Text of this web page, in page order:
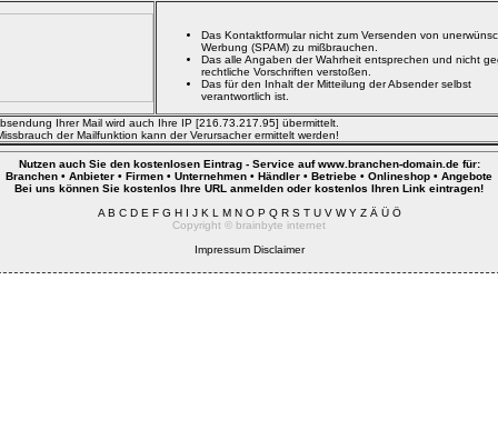
Das Kontaktformular nicht zum Versenden von
Werbung (SPAM) zu mißbrauchen.
Das alle Angaben der Wahrheit entsprechen und nicht
rechtliche Vorschriften verstoßen.
Das für den Inhalt der Mitteilung der Absender selbst
verantwortlich ist.
Ihrer Mail wird auch Ihre IP [216.73.217.95] übermittelt.
der Mailfunktion kann der Verursacher ermittelt werden!
Nutzen auch Sie den kostenlosen Eintrag - Service auf www.branchen-domain.de für:
Branchen • Anbieter • Firmen • Unternehmen • Händler • Betriebe • Onlineshop • Angebote
Bei uns können Sie kostenlos Ihre URL anmelden oder kostenlos Ihren Link eintragen!
A B C D E F G H I J K L M N O P Q R S T U V W Y Z Ä Ü Ö
Copyright © brainbyte internet
Impressum Disclaimer